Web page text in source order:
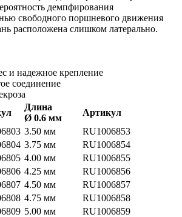
демпфирования
свободного поршневого движения
расположена слишком латерально.
и надежное крепление
соединение
Длина
Ø 0.6 мм
Артикул
3.50 мм
RU1006853
3.75 мм
RU1006854
4.00 мм
RU1006855
4.25 мм
RU1006856
4.50 мм
RU1006857
4.75 мм
RU1006858
5.00 мм
RU1006859